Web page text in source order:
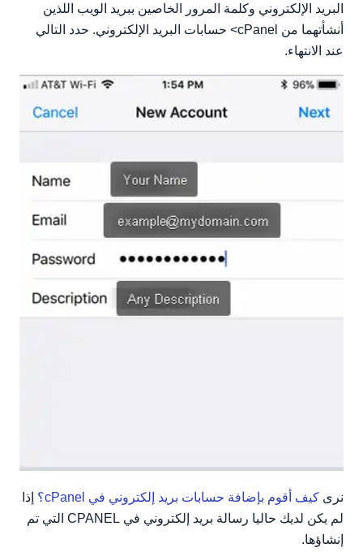
البريد الإلكتروني وكلمة المرور الخاصين ببريد الويب اللذين
أنشأتهما من cPanel> حسابات البريد الإلكتروني. حدد التالي
عند الانتهاء.
نرى كيف أقوم بإضافة حسابات بريد إلكتروني في cPanel؟
إذا
لم يكن لديك حاليا رسالة بريد إلكتروني في CPANEL التي تم
إنشاؤها.